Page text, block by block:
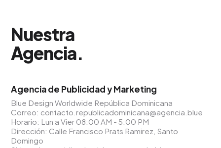
Nuestra
Agencia.
Agencia de Publicidad y Marketing
Blue Design Worldwide República Dominicana
Correo: contacto.republicadominicana@agencia.blue
Horario: Lun a Vier 08:00 AM - 5:00 PM
Dirección: Calle Francisco Prats Ramirez, Santo
Domingo